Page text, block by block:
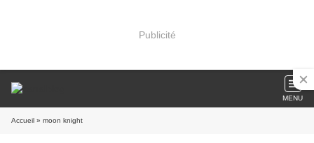
Publicité
MENU
Accueil » moon knight